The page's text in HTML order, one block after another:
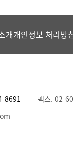
개개인정보 처리방
8691 팩스. 02-